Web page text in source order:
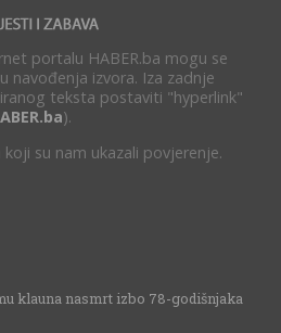
portalu HABER.ba mogu se
navođenja izvora. Iza zadnje
teksta postaviti "hyperlink"
).
koji su nam ukazali povjerenje.
klauna nasmrt izbo 78-godišnjaka